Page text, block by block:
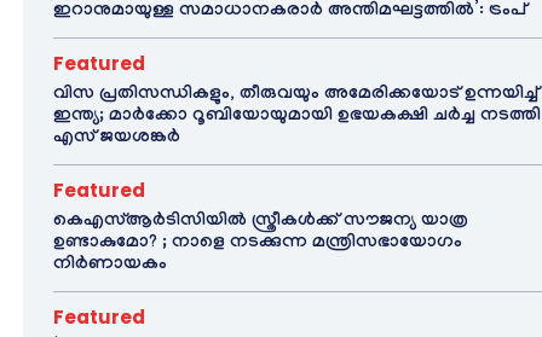
ഇറാനുമായുള്ള സമാധാനകരാർ അന്തിമഘട്ടത്തിൽ‌’: ട്രംപ്
Featured
വിസ പ്രതിസന്ധികളും, തീരുവയും അമേരിക്കയോട് ഉന്നയിച്ച്
ഇന്ത്യ; മാർക്കോ റൂബിയോയുമായി ഉഭയകക്ഷി ചർച്ച നടത്തി
എസ് ജയശങ്കർ
Featured
കെഎസ്ആർടിസിയിൽ സ്ത്രീകൾക്ക് സൗജന്യ യാത്ര
ഉണ്ടാകുമോ? ; നാളെ നടക്കുന്ന മന്ത്രിസഭായോഗം
നിർണായകം
Featured